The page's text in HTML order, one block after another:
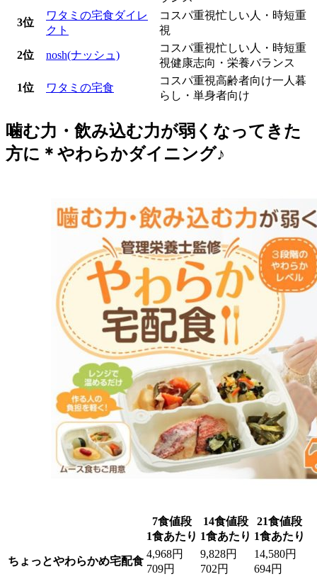
3位
ワタミの宅食ダイレ
クト
コスパ重視忙しい人・時短重
視
2位 nosh(ナッシュ)
コスパ重視忙しい人・時短重
視健康志向・栄養バランス
1位 ワタミの宅食
コスパ重視高齢者向け一人暮
らし・単身者向け
噛む力・飲み込む力が弱くなってきた
方に＊やわらかダイニング♪
7食値段
1食あたり
14食値段
1食あたり
21食値段
1食あたり
ちょっとやわらかめ宅配食
4,968円
709円
9,828円
702円
14,580円
694円